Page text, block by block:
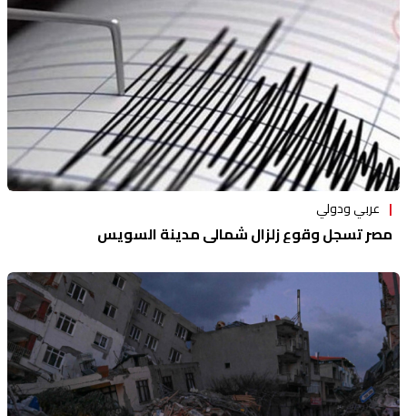
عربي ودولي
مصر تسجل وقوع زلزال شمالي مدينة السويس